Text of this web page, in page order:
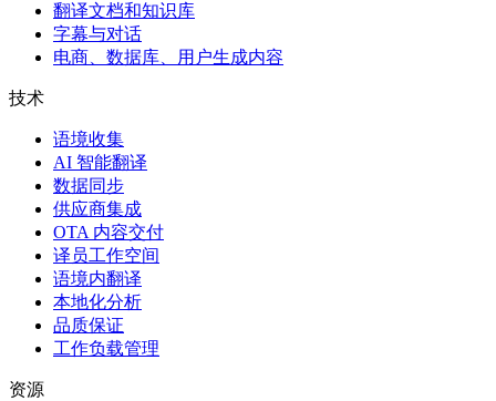
翻译文档和知识库
字幕与对话
电商、数据库、用户生成内容
技术
语境收集
AI 智能翻译
数据同步
供应商集成
OTA 内容交付
译员工作空间
语境内翻译
本地化分析
品质保证
工作负载管理
资源